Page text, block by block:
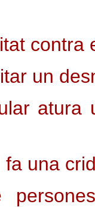
un
fa una